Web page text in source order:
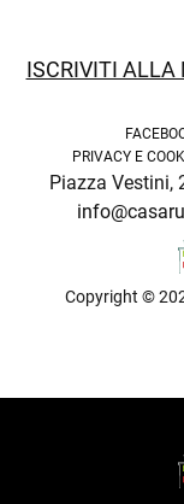
ISCRIVITI ALLA
PRIVACY E
Piazza Vestini,
Copyright ©